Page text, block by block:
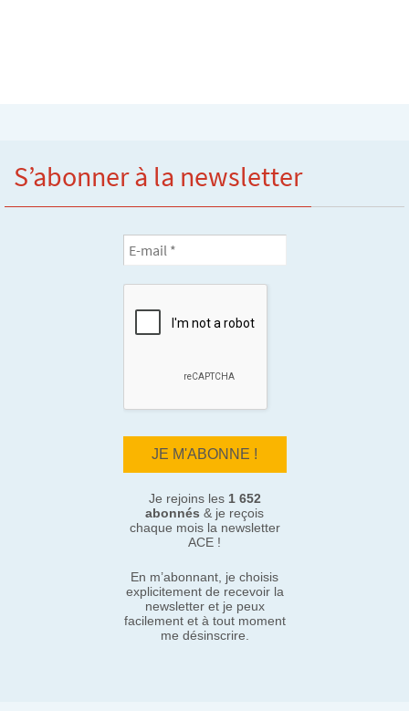
S’abonner à la newsletter
Je rejoins les 1 652
abonnés & je reçois
chaque mois la newsletter
ACE !
En m’abonnant, je choisis
explicitement de recevoir la
newsletter et je peux
facilement et à tout moment
me désinscrire.